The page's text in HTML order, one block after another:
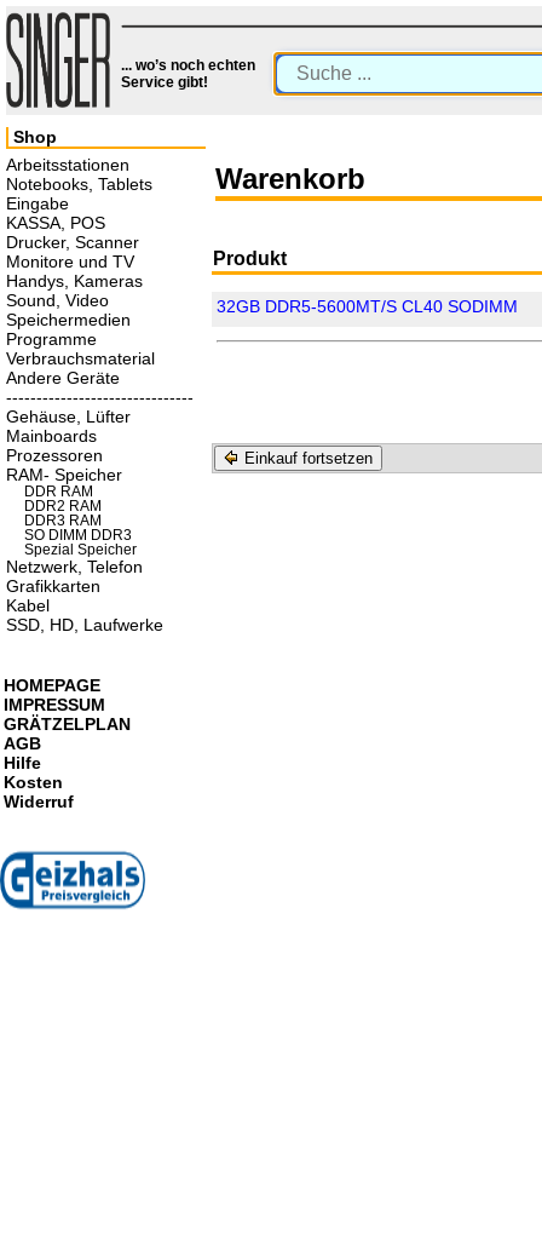
... wo’s noch echten
Service gibt!
Warenkorb
Produkt
32GB DDR5-5600MT/S CL40 SODIMM
Einkauf fortsetzen
Shop
Arbeitsstationen
Notebooks, Tablets
Eingabe
KASSA, POS
Drucker, Scanner
Monitore und TV
Handys, Kameras
Sound, Video
Speichermedien
Programme
Verbrauchsmaterial
Andere Geräte
-------------------------------
Gehäuse, Lüfter
Mainboards
Prozessoren
RAM- Speicher
DDR RAM
DDR2 RAM
DDR3 RAM
SO DIMM DDR3
Spezial Speicher
Netzwerk, Telefon
Grafikkarten
Kabel
SSD, HD, Laufwerke
HOMEPAGE
IMPRESSUM
GRÄTZELPLAN
AGB
Hilfe
Kosten
Widerruf